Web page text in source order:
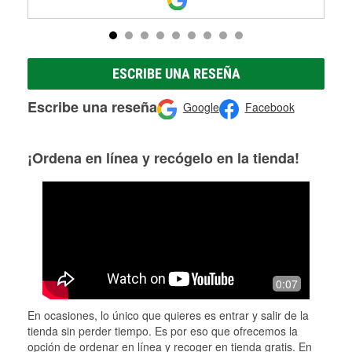
ESCRIBE UNA RESEÑA
Escribe una reseña Google Facebook
¡Ordena en línea y recógelo en la tienda!
0:07
En ocasiones, lo único que quieres es entrar y salir de la
tienda sin perder tiempo. Es por eso que ofrecemos la
opción de ordenar en línea y recoger en tienda gratis. En